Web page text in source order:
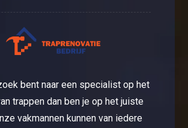
bent naar een specialist op het
trappen dan ben je op het juiste
vakmannen kunnen van iedere